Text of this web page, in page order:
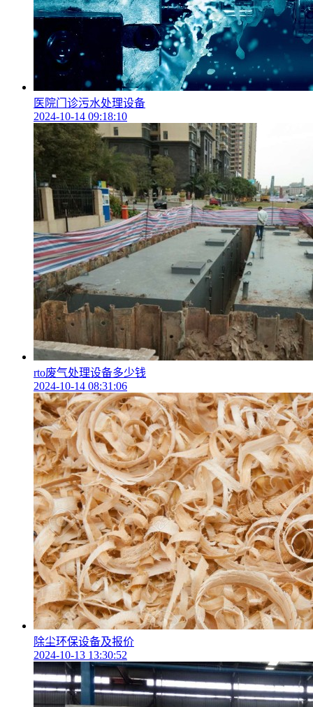
医院门诊污水处理设备
2024-10-14 09:18:10
rto废气处理设备多少钱
2024-10-14 08:31:06
除尘环保设备及报价
2024-10-13 13:30:52